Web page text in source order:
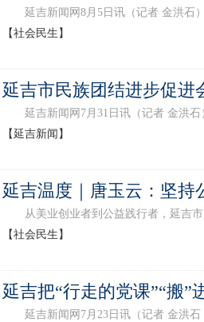
延吉新闻网8月5日讯（记者 金洪石
【社会民生】
延吉市民族团结进步促进
延吉新闻网7月31日讯（记者 金洪石
【延吉新闻】
延吉温度｜唐玉云：坚持
从美业创业者到公益践行者，延吉市
【社会民生】
延吉把“行走的党课”“搬”
延吉新闻网7月23日讯（记者 金洪石